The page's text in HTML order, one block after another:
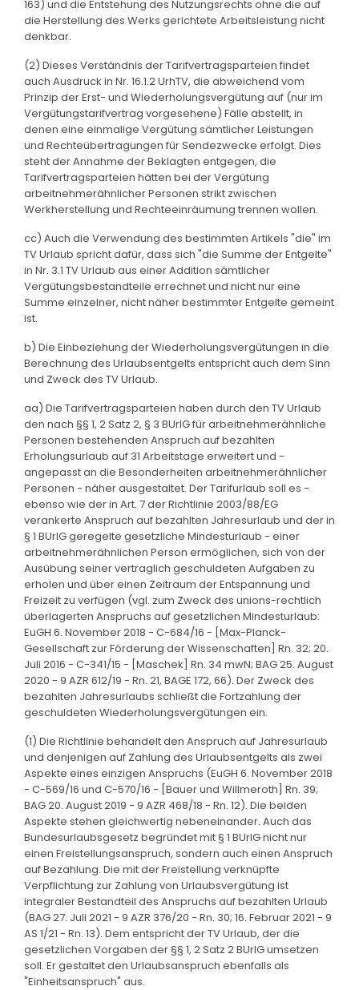
163) und die Entstehung des Nutzungsrechts ohne die auf
die Herstellung des Werks gerichtete Arbeitsleistung nicht
denkbar.
(2) Dieses Verständnis der Tarifvertragsparteien findet
auch Ausdruck in Nr. 16.1.2 UrhTV, die abweichend vom
Prinzip der Erst- und Wiederholungsvergütung auf (nur im
Vergütungstarifvertrag vorgesehene) Fälle abstellt, in
denen eine einmalige Vergütung sämtlicher Leistungen
und Rechteübertragungen für Sendezwecke erfolgt. Dies
steht der Annahme der Beklagten entgegen, die
Tarifvertragsparteien hätten bei der Vergütung
arbeitnehmerähnlicher Personen strikt zwischen
Werkherstellung und Rechteeinräumung trennen wollen.
cc) Auch die Verwendung des bestimmten Artikels "die" im
TV Urlaub spricht dafür, dass sich "die Summe der Entgelte"
in Nr. 3.1 TV Urlaub aus einer Addition sämtlicher
Vergütungsbestandteile errechnet und nicht nur eine
Summe einzelner, nicht näher bestimmter Entgelte gemeint
ist.
b) Die Einbeziehung der Wiederholungsvergütungen in die
Berechnung des Urlaubsentgelts entspricht auch dem Sinn
und Zweck des TV Urlaub.
aa) Die Tarifvertragsparteien haben durch den TV Urlaub
den nach §§ 1, 2 Satz 2, § 3 BUrlG für arbeitnehmerähnliche
Personen bestehenden Anspruch auf bezahlten
Erholungsurlaub auf 31 Arbeitstage erweitert und -
angepasst an die Besonderheiten arbeitnehmerähnlicher
Personen - näher ausgestaltet. Der Tarifurlaub soll es -
ebenso wie der in Art. 7 der Richtlinie 2003/88/EG
verankerte Anspruch auf bezahlten Jahresurlaub und der in
§ 1 BUrlG geregelte gesetzliche Mindesturlaub - einer
arbeitnehmerähnlichen Person ermöglichen, sich von der
Ausübung seiner vertraglich geschuldeten Aufgaben zu
erholen und über einen Zeitraum der Entspannung und
Freizeit zu verfügen (vgl. zum Zweck des unions-rechtlich
überlagerten Anspruchs auf gesetzlichen Mindesturlaub:
EuGH 6. November 2018 - C-684/16 - [Max-Planck-
Gesellschaft zur Förderung der Wissenschaften] Rn. 32; 20.
Juli 2016 - C-341/15 - [Maschek] Rn. 34 mwN; BAG 25. August
2020 - 9 AZR 612/19 - Rn. 21, BAGE 172, 66). Der Zweck des
bezahlten Jahresurlaubs schließt die Fortzahlung der
geschuldeten Wiederholungsvergütungen ein.
(1) Die Richtlinie behandelt den Anspruch auf Jahresurlaub
und denjenigen auf Zahlung des Urlaubsentgelts als zwei
Aspekte eines einzigen Anspruchs (EuGH 6. November 2018
- C-569/16 und C-570/16 - [Bauer und Willmeroth] Rn. 39;
BAG 20. August 2019 - 9 AZR 468/18 - Rn. 12). Die beiden
Aspekte stehen gleichwertig nebeneinander. Auch das
Bundesurlaubsgesetz begründet mit § 1 BUrlG nicht nur
einen Freistellungsanspruch, sondern auch einen Anspruch
auf Bezahlung. Die mit der Freistellung verknüpfte
Verpflichtung zur Zahlung von Urlaubsvergütung ist
integraler Bestandteil des Anspruchs auf bezahlten Urlaub
(BAG 27. Juli 2021 - 9 AZR 376/20 - Rn. 30; 16. Februar 2021 - 9
AS 1/21 - Rn. 13). Dem entspricht der TV Urlaub, der die
gesetzlichen Vorgaben der §§ 1, 2 Satz 2 BUrlG umsetzen
soll. Er gestaltet den Urlaubsanspruch ebenfalls als
"Einheitsanspruch" aus.